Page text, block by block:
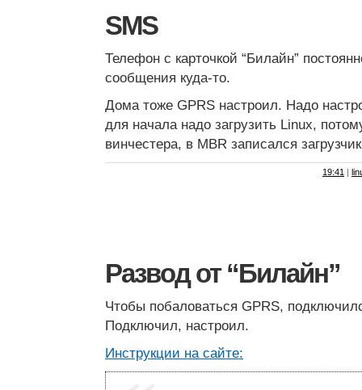
SMS
Телефон с карточкой “Билайн”
сообщения куда-то.
Дома тоже GPRS настроил. Надо
для начала надо загрузить Linux,
винчестера, в MBR записался
19:41 |
Развод от “Билайн”
Чтобы побаловаться GPRS,
Подключил, настроил.
Инструкции на сайте: